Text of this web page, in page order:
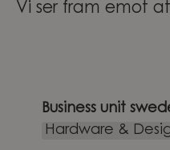
Vi ser fram emot
Business unit
Hardware &